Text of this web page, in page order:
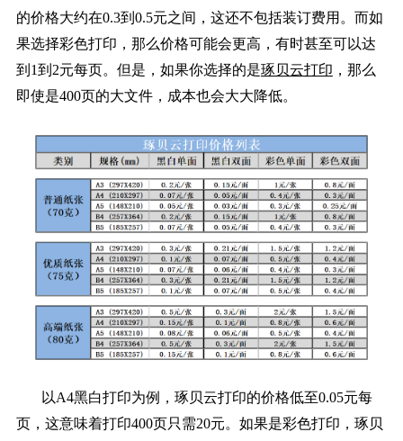
的价格大约在0.3到0.5元之间，这还不包括装订费用。而如
果选择彩色打印，那么价格可能会更高，有时甚至可以达
到1到2元每页。但是，如果你选择的是琢贝云打印 ，那么
即使是400页的大文件，成本也会大大降低。
以A4黑白打印为例，琢贝云打印的价格低至0.05元每
页，这意味着打印400页只需20元。如果是彩色打印，琢贝